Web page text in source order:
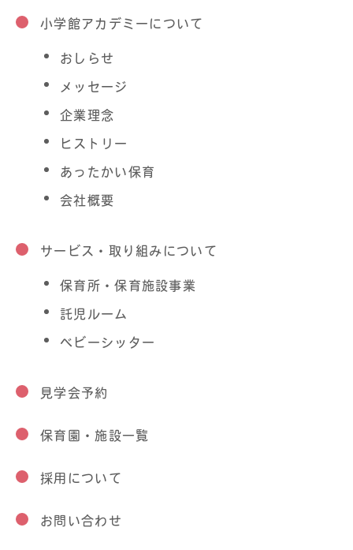
小学館アカデミーについて
おしらせ
メッセージ
企業理念
ヒストリー
あったかい保育
会社概要
サービス・取り組みについて
保育所・保育施設事業
託児ルーム
ベビーシッター
見学会予約
保育園・施設一覧
採用について
お問い合わせ